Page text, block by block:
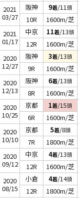
2021
03/27
阪神 9着/11頭
10R
1600m/芝
2021
01/17
中京 11着/13頭
12R
1600m/芝
2020
12/27
阪神 3着/13頭
9R
1600m/芝
2020
12/13
阪神 6着/13頭
8R
1600m/芝
2020
10/25
京都 1着/15頭
6R
1600m/芝
2020
10/10
京都 5着/8頭
7R
1800m/芝
2020
09/12
中京 4着/13頭
12R
1600m/芝
2020
08/15
小倉 4着/14頭
12R
1800m/芝